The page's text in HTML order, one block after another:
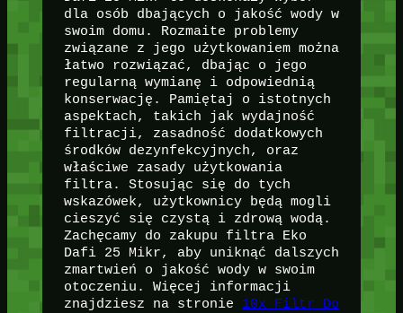
dla osób dbających o jakość wody w
swoim domu. Rozmaite problemy
związane z jego użytkowaniem można
łatwo rozwiązać, dbając o jego
regularną wymianę i odpowiednią
konserwację. Pamiętaj o istotnych
aspektach, takich jak wydajność
filtracji, zasadność dodatkowych
środków dezynfekcyjnych, oraz
właściwe zasady użytkowania
filtra. Stosując się do tych
wskazówek, użytkownicy będą mogli
cieszyć się czystą i zdrową wodą.
Zachęcamy do zakupu filtra Eko
Dafi 25 Mikr, aby uniknąć dalszych
zmartwień o jakość wody w swoim
otoczeniu. Więcej informacji
znajdziesz na stronie 10x Filtr Do